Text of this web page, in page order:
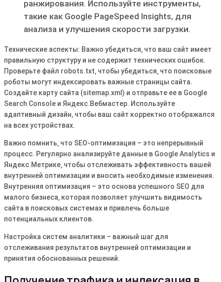
ранжирования․ Используйте инструменты‚
такие как Google PageSpeed Insights‚ для
анализа и улучшения скорости загрузки․
Технические аспекты: Важно убедиться‚ что ваш сайт имеет
правильную структуру и не содержит технических ошибок․
Проверьте файл robots․txt‚ чтобы убедиться‚ что поисковые
роботы могут индексировать важные страницы сайта․
Создайте карту сайта (sitemap․xml) и отправьте ее в Google
Search Console и Яндекс․Вебмастер․ Используйте
адаптивный дизайн‚ чтобы ваш сайт корректно отображался
на всех устройствах․
Важно помнить‚ что SEO-оптимизация – это непрерывный
процесс․ Регулярно анализируйте данные в Google Analytics и
Яндекс․Метрике‚ чтобы отслеживать эффективность вашей
внутренней оптимизации и вносить необходимые изменения․
Внутренняя оптимизация – это основа успешного SEO для
малого бизнеса‚ которая позволяет улучшить видимость
сайта в поисковых системах и привлечь больше
потенциальных клиентов․
Настройка систем аналитики – важный шаг для
отслеживания результатов внутренней оптимизации и
принятия обоснованных решений․